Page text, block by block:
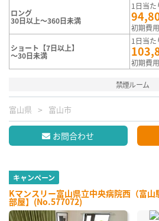
ロング
30日以上～360日未満
1日当
初期費
ショート【7日以上】
～30日未満
1日当
初期費
禁煙ルーム
富山県 富山市
お問合わせ
キャンペーン
Kマンスリー富山県立中央病院西（富山
部屋】(No.577072)